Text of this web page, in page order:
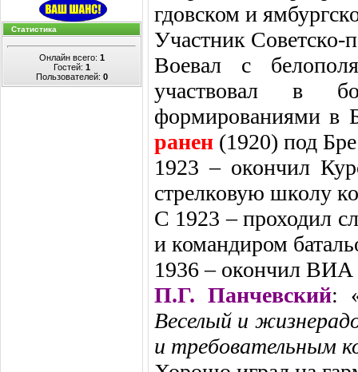
Статистика
Онлайн всего: 1
Гостей: 1
Пользователей: 0
гдовском и
Участник Советско-
Воевал с
участвовал в
формированиями в
ранен (1920) под
1923 – окончил
стрелковую школу
С 1923 – проходил
и командиром
1936 – окончил
П.Г. Панчевский:
Веселый и
и требовательным